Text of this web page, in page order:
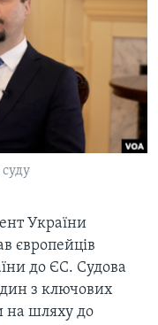
України
європейців
до ЄС. Судова
з ключових
на шляху до